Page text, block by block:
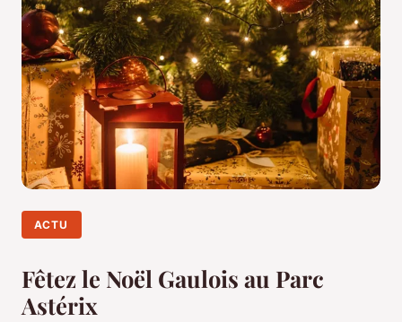
ACTU
Fêtez le Noël Gaulois au Parc
Astérix